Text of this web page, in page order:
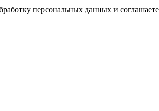
персональных данных и